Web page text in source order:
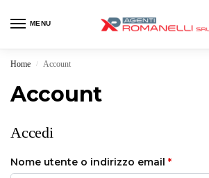
MENU
Home / Account
Account
Accedi
Nome utente o indirizzo email *